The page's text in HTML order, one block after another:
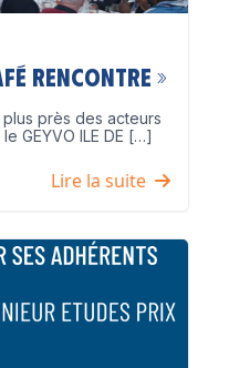
Rencontre »
près des acteurs
GEYVO ILE DE […]
Lire la suite